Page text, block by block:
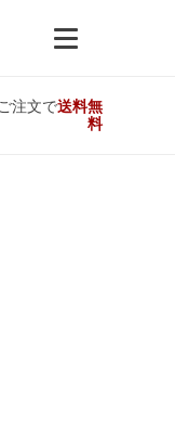
注文で送料無
料